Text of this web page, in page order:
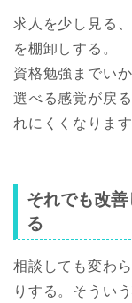
求人を少し見る
を棚卸しする。
資格勉強までい
選べる感覚が戻
れにくくなります
それでも改
る
相談しても変わ
りする。そうい